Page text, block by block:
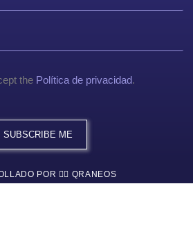
the Política de privacidad.
SUBSCRIBE ME
POR 👉🏼 QRANEOS